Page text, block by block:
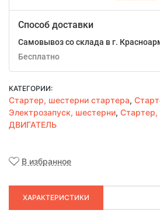
Способ доставки
Самовывоз со склада в г.
Бесплатно
КАТЕГОРИИ:
Стартер, шестерни стартера,
Электрозапуск, шестерни, Стартер,
ДВИГАТЕЛЬ
В избранное
ХАРАКТЕРИСТИКИ